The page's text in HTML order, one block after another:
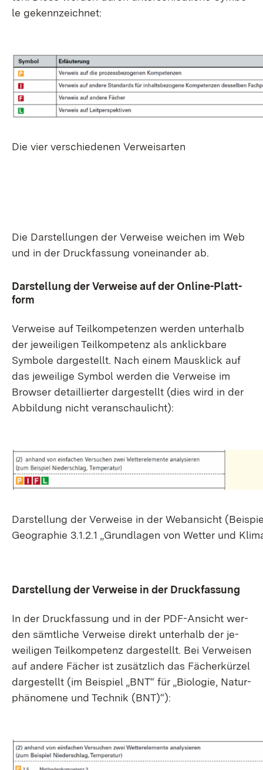
le ge­kenn­zeich­net:
Die vier ver­schie­de­nen Ver­weis­ar­ten
Die Dar­stel­lun­gen der Ver­wei­se wei­chen im Web
und in der Druck­fas­sung von­ein­an­der ab.
Dar­stel­lung der Ver­wei­se auf der On­line-Platt­
form
Ver­wei­se auf Teil­kom­pe­ten­zen wer­den un­ter­halb
der je­wei­li­gen Teil­kom­pe­tenz als an­klick­ba­re
Sym­bo­le dar­ge­stellt. Nach ei­nem Maus­klick auf
das je­wei­li­ge Sym­bol wer­den die Ver­wei­se im
Brow­ser de­tail­lier­ter dar­ge­stellt (dies wird in der
Ab­bil­dung nicht ver­an­schau­licht):
Dar­stel­lung der Ver­wei­se in der Web­an­sicht
Geo­gra­phie 3.1.2.1 „Grund­la­gen von Wet­ter und
Dar­stel­lung der Ver­wei­se in der Druck­fas­sung
In der Druck­fas­sung und in der PDF-An­sicht wer­
den sämt­li­che Ver­wei­se di­rekt un­ter­halb der je­
wei­li­gen Teil­kom­pe­tenz dar­ge­stellt. Bei Ver­wei­sen
auf an­de­re Fä­cher ist zu­sätz­lich das Fä­cher­kür­zel
dar­ge­stellt (im Bei­spiel „BNT“ für „Bio­lo­gie, Na­tur­
phä­no­me­ne und Tech­nik (BNT)“):